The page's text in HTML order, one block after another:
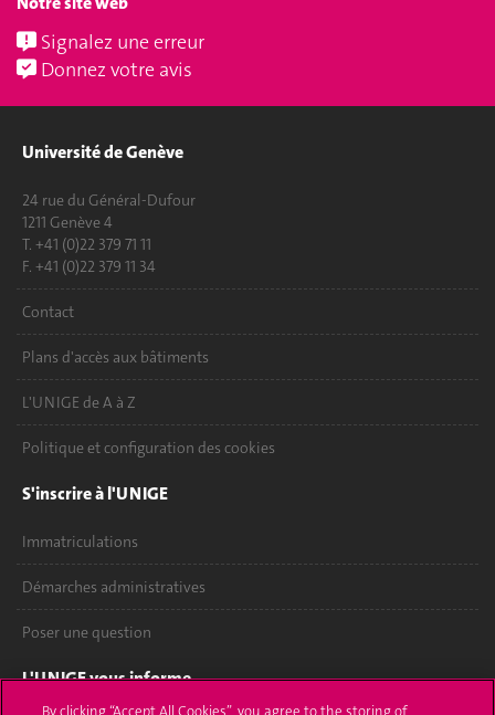
Signalez une erreur
Donnez votre avis
Université de Genève
24 rue du Général-Dufour
1211 Genève 4
T. +41 (0)22 379 71 11
F. +41 (0)22 379 11 34
Contact
Plans d'accès aux bâtiments
L'UNIGE de A à Z
Politique et configuration des cookies
S'inscrire à l'UNIGE
Immatriculations
Démarches administratives
Poser une question
L'UNIGE vous informe
By clicking “Accept All Cookies”, you agree to the storing of